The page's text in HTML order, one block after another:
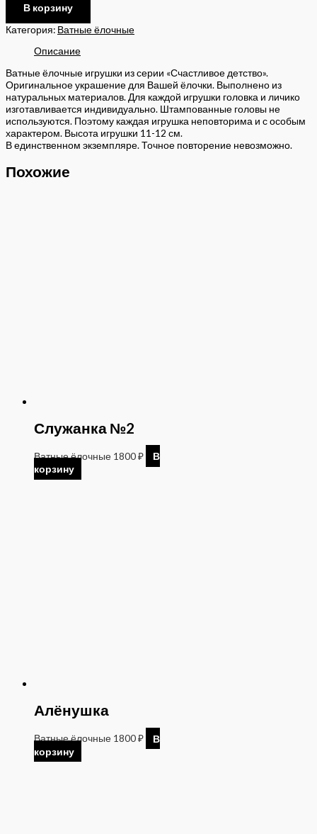
В корзину
Категория: Ватные ёлочные
Описание
Ватные ёлочные игрушки из серии «Счастливое детство».
Оригинальное украшение для Вашей ёлочки. Выполнено из
натуральных материалов. Для каждой игрушки головка и личико
изготавливается индивидуально. Штампованные головы не
используются. Поэтому каждая игрушка неповторима и с особым
характером. Высота игрушки 11-12 см.
В единственном экземпляре. Точное повторение невозможно.
Похожие
Служанка №2
Ватные ёлочные 1800₽
В
корзину
Алёнушка
Ватные ёлочные 1800₽
В
корзину